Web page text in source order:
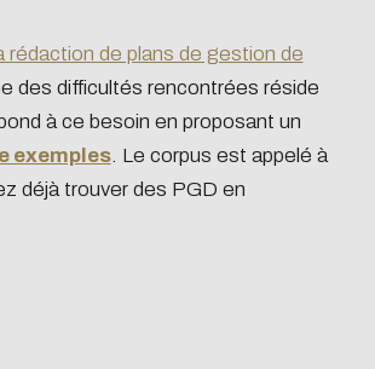
de plans de gestion de
des difficultés rencontrées réside
à ce besoin en proposant un
exemples. Le corpus est appelé à
déjà trouver des PGD en